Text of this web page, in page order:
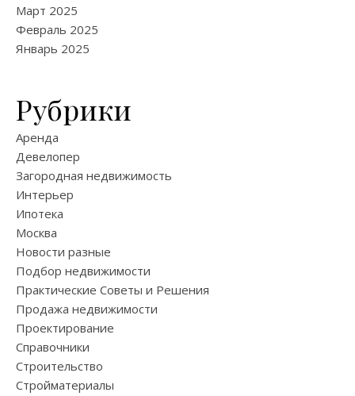
Март 2025
Февраль 2025
Январь 2025
Рубрики
Аренда
Девелопер
Загородная недвижимость
Интерьер
Ипотека
Москва
Новости разные
Подбор недвижимости
Практические Советы и Решения
Продажа недвижимости
Проектирование
Справочники
Строительство
Стройматериалы